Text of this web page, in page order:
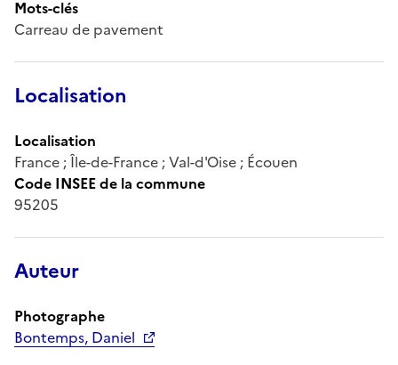
Mots-clés
Carreau de pavement
Localisation
Localisation
France ; Île-de-France ; Val-d'Oise ; Écouen
Code INSEE de la commune
95205
Auteur
Photographe
Bontemps, Daniel